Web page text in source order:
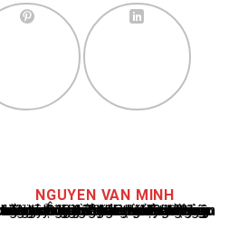
NGUYEN VAN MINH
Nguyễn Văn Minh là một trong những chuyên gia hàng đầu về báo cáo tin tức thể thao tại Việt Nam, với hơn 10 năm hoạt động trong ngành. Ông có kiến thức sâu rộng và kinh nghiệm đáng kể trong việc phân tích và báo cáo về các sự kiện thể thao hàng đầu. Sự hiểu biết sâu sắc của ông về ngành này đã giúp ông xây dựng uy tín và danh tiếng trong cộng đồng báo chí thể thao.